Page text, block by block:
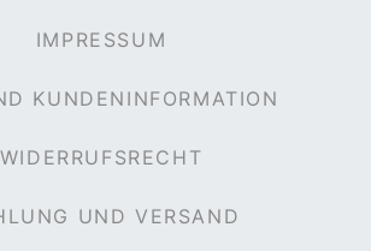
IMPRESSUM
KUNDENINFORMATION
WIDERRUFSRECHT
UND VERSAND